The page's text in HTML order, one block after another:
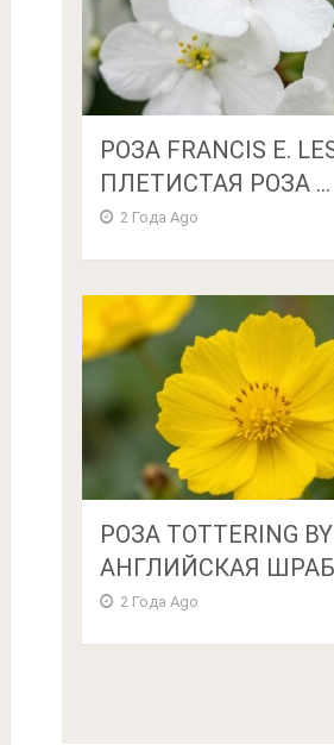
РОЗА FRANCIS E.
ПЛЕТИСТАЯ РОЗА ...
2 Года Ago
РОЗА TOTTERING BY
АНГЛИЙСКАЯ ШРАБ
2 Года Ago